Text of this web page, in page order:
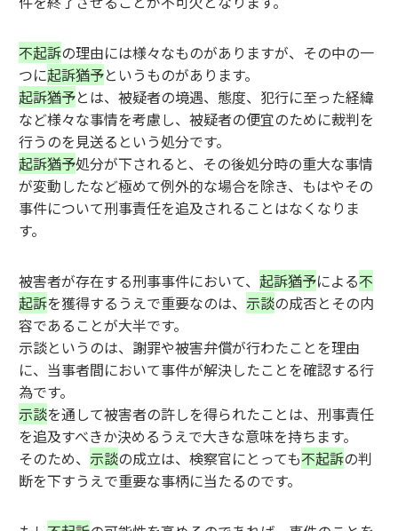
不起訴の理由には様々なものがありますが、その中の一
つに起訴猶予というものがあります。
起訴猶予とは、被疑者の境遇、態度、犯行に至った経緯
など様々な事情を考慮し、被疑者の便宜のために裁判を
行うのを見送るという処分です。
起訴猶予処分が下されると、その後処分時の重大な事情
が変動したなど極めて例外的な場合を除き、もはやその
事件について刑事責任を追及されることはなくなりま
す。
被害者が存在する刑事事件において、起訴猶予による不
起訴を獲得するうえで重要なのは、 示談の成否とその内
容であることが大半です。
示談というのは、謝罪や被害弁償が行わたことを理由
に、当事者間において事件が解決したことを確認する行
為です。
示談を通して被害者の許しを得られたことは、刑事責任
を追及すべきか決めるうえで大きな意味を持ちます。
そのため、 示談の成立は、検察官にとっても不起訴の判
断を下すうえで重要な事柄に当たるのです。